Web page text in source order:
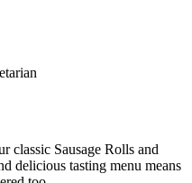
classic Sausage Rolls and
delicious tasting menu means